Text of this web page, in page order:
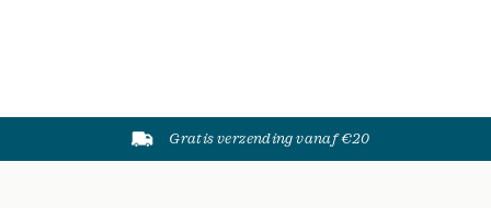
Gratis verzending vanaf €20